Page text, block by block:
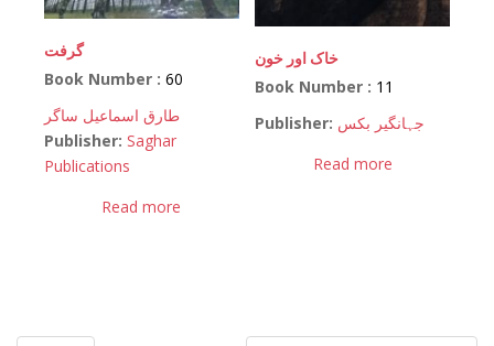
گرفت
Book Number : 60
طارق اسماعیل ساگر
Publisher: Saghar
Publications
Read more
خاک اور خون
Book Number : 11
Publisher: جہانگیر بکس
Read more